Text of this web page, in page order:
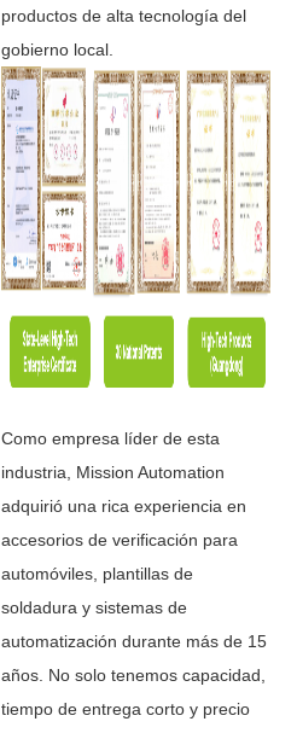
productos de alta tecnología del
gobierno local.
Como empresa líder de esta
industria, Mission Automation
adquirió una rica experiencia en
accesorios de verificación para
automóviles, plantillas de
soldadura y sistemas de
automatización durante más de 15
años. No solo tenemos capacidad,
tiempo de entrega corto y precio